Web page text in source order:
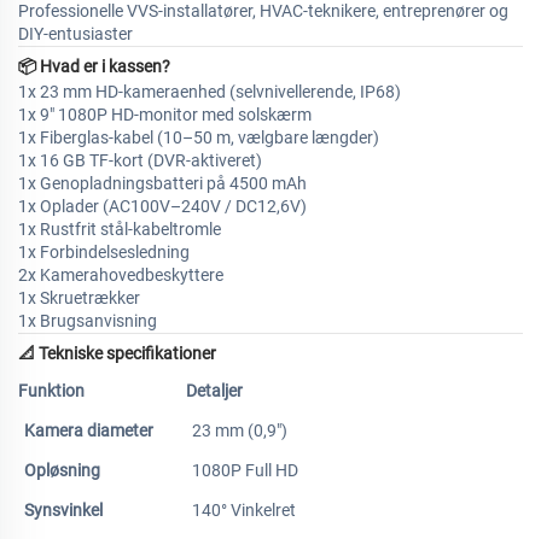
Professionelle VVS-installatører, HVAC-teknikere, entreprenører og
DIY-entusiaster
📦 Hvad er i kassen?
1x 23 mm HD-kameraenhed (selvnivellerende, IP68)
1x 9" 1080P HD-monitor med solskærm
1x Fiberglas-kabel (10–50 m, vælgbare længder)
1x 16 GB TF-kort (DVR-aktiveret)
1x Genopladningsbatteri på 4500 mAh
1x Oplader (AC100V–240V / DC12,6V)
1x Rustfrit stål-kabeltromle
1x Forbindelsesledning
2x Kamerahovedbeskyttere
1x Skruetrækker
1x Brugsanvisning
📐 Tekniske specifikationer
Funktion
Detaljer
Kamera diameter 23 mm (0,9")
Opløsning 1080P Full HD
Synsvinkel 140° Vinkelret